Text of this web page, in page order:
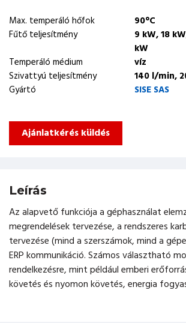
Max. temperáló hőfok
90°C
Fűtő teljesítmény
9 kW, 18
kW
Temperáló médium
víz
Szivattyú teljesítmény
140 l/min,
Gyártó
SISE SAS
Ajánlatkérés küldés
Leírás
Az alapvető funkciója a géphasználat
megrendelések tervezése, a rendszeres
tervezése (mind a szerszámok, mind a
ERP kommunikáció. Számos választható
rendelkezésre, mint például emberi
követés és nyomon követés, energia